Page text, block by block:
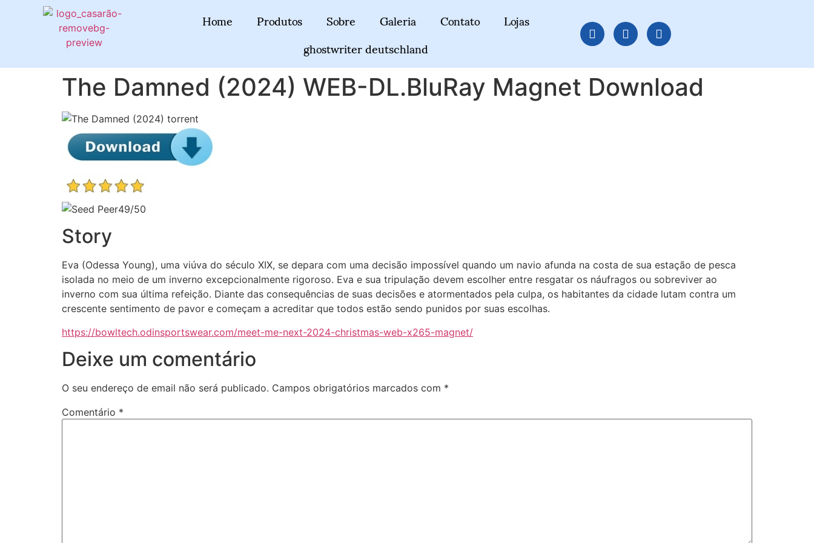
Home Produtos Sobre Galeria Contato
Lojas
ghostwriter deutschland
The Damned (2024) WEB-DL.BluRay Magnet Download
49/50
Story
Eva (Odessa Young), uma viúva do século XIX, se depara com uma decisão impossível quando um navio afunda na costa de sua estação de pesca
isolada no meio de um inverno excepcionalmente rigoroso. Eva e sua tripulação devem escolher entre resgatar os náufragos ou sobreviver ao
inverno com sua última refeição. Diante das consequências de suas decisões e atormentados pela culpa, os habitantes da cidade lutam contra um
crescente sentimento de pavor e começam a acreditar que todos estão sendo punidos por suas escolhas.
https://bowltech.odinsportswear.com/meet-me-next-2024-christmas-web-x265-magnet/
Deixe um comentário
O seu endereço de email não será publicado. Campos obrigatórios marcados com *
Comentário *